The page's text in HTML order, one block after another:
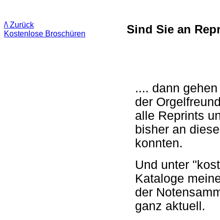
/\ Zurück
Kostenlose Broschüren
Sind Sie an
.... dann
der
alle Reprints
bisher an
konnten.
Und unter
Kataloge
der
ganz aktuell.